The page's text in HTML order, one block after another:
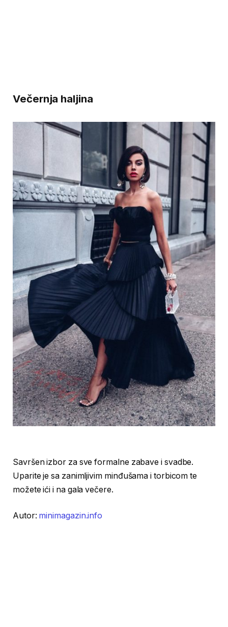
Večernja haljina
Savršen izbor za sve formalne zabave i svadbe.
Uparite je sa zanimljivim minđušama i torbicom te
možete ići i na gala večere.
Autor: minimagazin.info